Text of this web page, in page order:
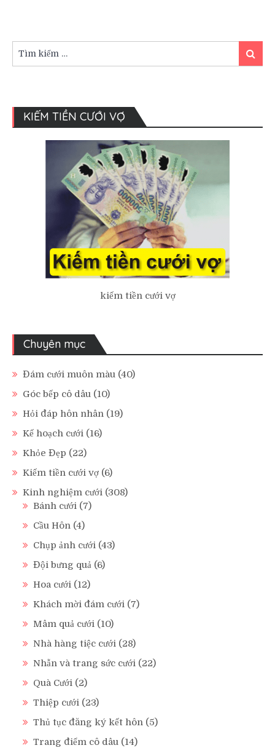
ngôi
kiếm:
Tìm
kiếm
KIẾM TIỀN CƯỚI VỢ
kiếm tiền cưới vợ
Chuyên mục
Đám cưới muôn màu (40)
Góc bếp cô dâu (10)
Hỏi đáp hôn nhân (19)
Kế hoạch cưới (16)
Khỏe Đẹp (22)
Kiếm tiền cưới vợ (6)
Kinh nghiệm cưới (308)
Bánh cưới (7)
Cầu Hôn (4)
Chụp ảnh cưới (43)
Đội bưng quả (6)
Hoa cưới (12)
Khách mời đám cưới (7)
Mâm quả cưới (10)
Nhà hàng tiệc cưới (28)
Nhẫn và trang sức cưới (22)
Quà Cưới (2)
Thiệp cưới (23)
Thủ tục đăng ký kết hôn (5)
Trang điểm cô dâu (14)